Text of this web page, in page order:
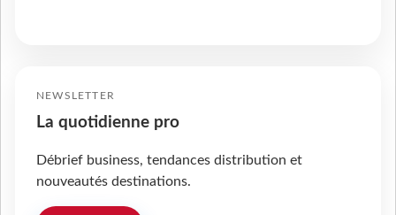
NEWSLETTER
La quotidienne pro
Débrief business, tendances distribution et
nouveautés destinations.